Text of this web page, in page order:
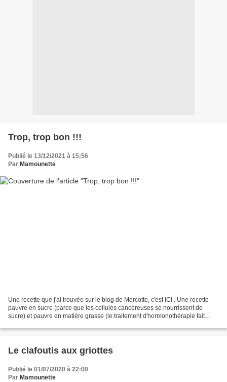
Trop, trop bon !!!
Publié le 13/12/2021 à 15:56
Par Mamounette
Une recette que j'ai trouvée sur le blog de Mercotte, c'est ICI . Une recette
pauvre en sucre (parce que les cellules cancéreuses se nourrissent de
sucre) et pauvre en matière grasse (le traitement d'hormonothérapie fait
Le clafoutis aux griottes
Publié le 01/07/2020 à 22:00
Par Mamounette